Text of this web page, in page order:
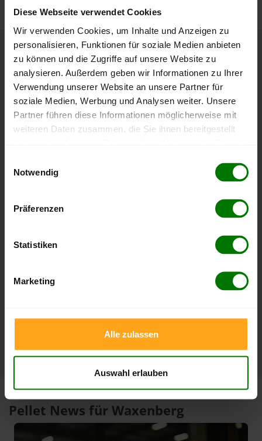
Diese Webseite verwendet Cookies
Wir verwenden Cookies, um Inhalte und Anzeigen zu
personalisieren, Funktionen für soziale Medien anbieten
zu können und die Zugriffe auf unsere Website zu
analysieren. Außerdem geben wir Informationen zu Ihrer
Verwendung unserer Website an unsere Partner für
soziale Medien, Werbung und Analysen weiter. Unsere
Partner führen diese Informationen möglicherweise mit
weiteren Daten zusammen, die Sie ihnen bereitgestellt
Notwendig
Präferenzen
Statistiken
Marketing
Alle zulassen
Auswahl erlauben
Höchst- und Tiefststände der
Pelletspreise in Waxenberg
Die Tabelle zeigt dieHöchst- und Tiefststände der
Pelletspreise für lose Holzpellets
. Das dazugehörige
4 Wochen
412,00 €
3 Monate 397,00 €
09.05.2026
Pellet News für Waxenberg